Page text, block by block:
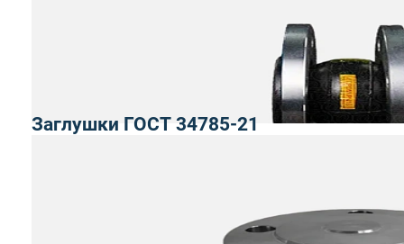
Заглушки ГОСТ 34785-21